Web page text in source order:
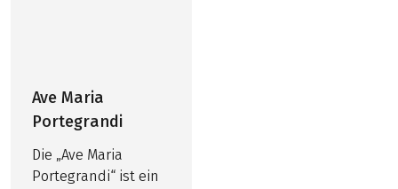
Ave Maria
Portegrandi
Die „Ave Maria
Portegrandi“ ist ein